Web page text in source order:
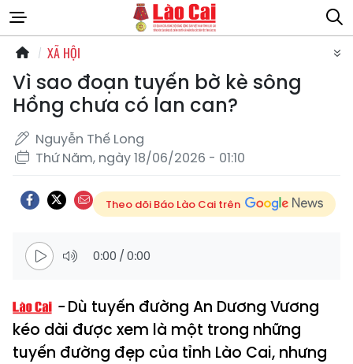
XÃ HỘI
Vì sao đoạn tuyến bờ kè sông
Hồng chưa có lan can?
Nguyễn Thế Long
Thứ Năm, ngày 18/06/2026 - 01:10
Theo dõi Báo Lào Cai trên
0:00 /0:00
Dù tuyến đường An Dương Vương
kéo dài được xem là một trong những
tuyến đường đẹp của tỉnh Lào Cai, nhưng